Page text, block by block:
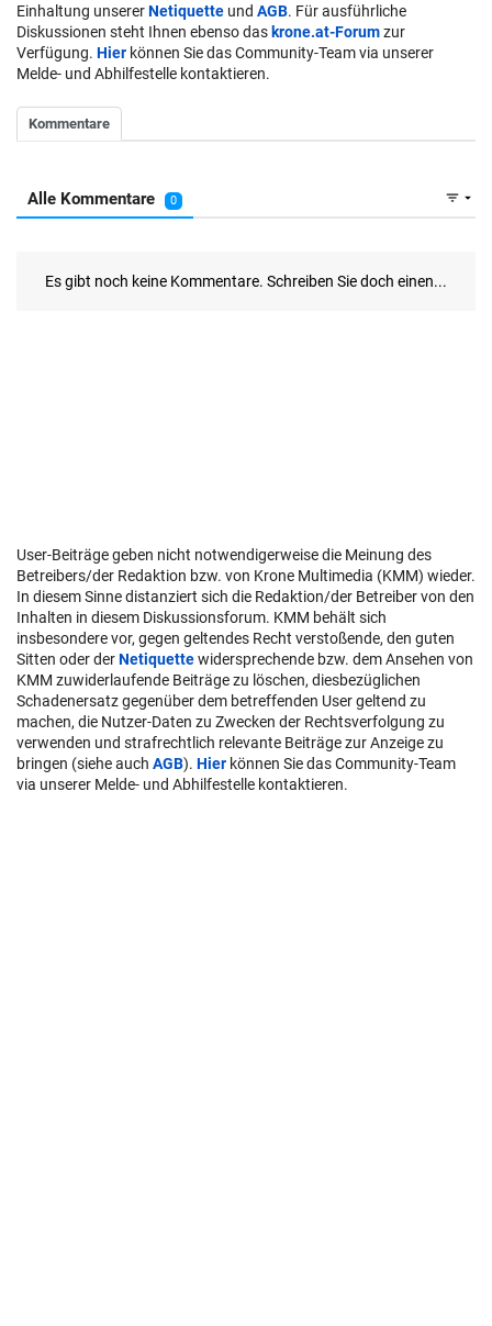
Einhaltung unsererNetiquette und AGB. Für ausführliche
Diskussionen steht Ihnen ebenso das krone.at-Forumzur
Verfügung. Hier können Sie das Community-Team via unserer
Melde- und Abhilfestelle kontaktieren.
User-Beiträge geben nicht notwendigerweise die Meinung des
Betreibers/der Redaktion bzw. von Krone Multimedia (KMM) wieder.
In diesem Sinne distanziert sich die Redaktion/der Betreiber von den
Inhalten in diesem Diskussionsforum. KMM behält sich
insbesondere vor, gegen geltendes Recht verstoßende, den guten
Sitten oder derNetiquettewidersprechende bzw. dem Ansehen von
KMM zuwiderlaufende Beiträge zu löschen, diesbezüglichen
Schadenersatz gegenüber dem betreffenden User geltend zu
machen, die Nutzer-Daten zu Zwecken der Rechtsverfolgung zu
verwenden und strafrechtlich relevante Beiträge zur Anzeige zu
bringen (siehe auch AGB). Hier können Sie das Community-Team
via unserer Melde- und Abhilfestelle kontaktieren.